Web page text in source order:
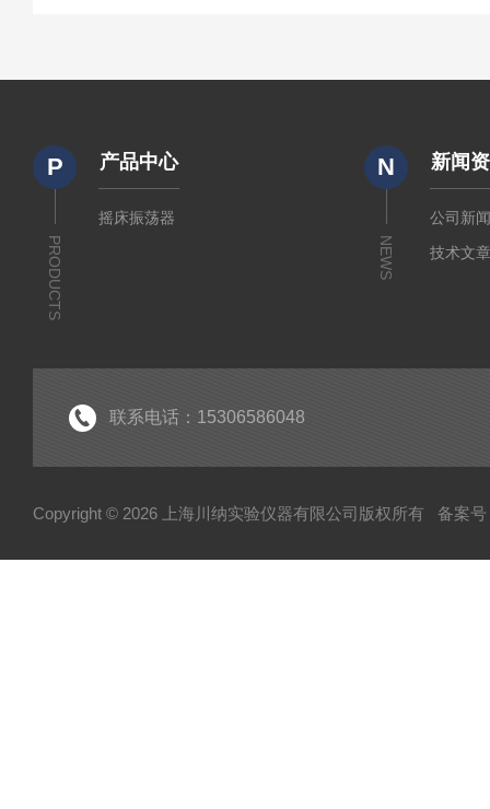
P
PRODUCTS
产品中心
摇床振荡器
N
NEWS
新闻
公司新
技术文
联系电话：15306586048
Copyright © 2026 上海川纳实验仪器有限公司版权所有 备案号